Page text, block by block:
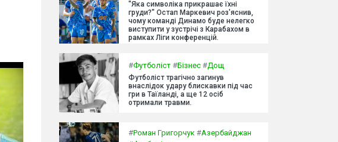
"Яка символіка прикрашає їхні
груди?" Остап Маркевич роз'яснив,
чому команді Динамо буде нелегко
виступити у зустрічі з Карабахом в
рамках Ліги конференцій.
#Футболіст #Бізнес #Дощ
Футболіст трагічно загинув
внаслідок удару блискавки під час
гри в Таїланді, а ще 12 осіб
отримали травми.
#Роман Григорчук #Азербайджан